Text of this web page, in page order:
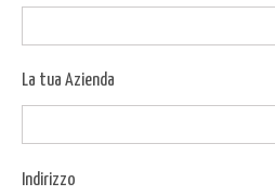
La tua Azienda
Indirizzo